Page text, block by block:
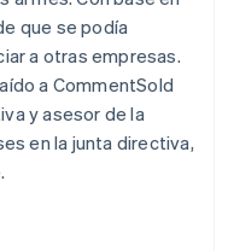
que se podía
a otras empresas.
a CommentSold
y asesor de la
en la junta directiva,